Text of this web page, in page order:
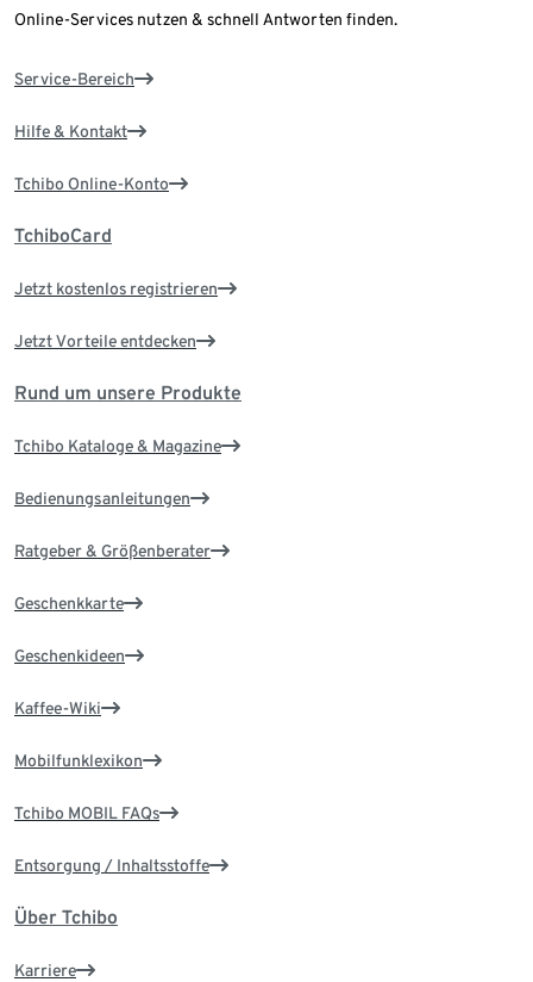
Online-Services nutzen & schnell Antworten finden.
Service-Bereich
Hilfe & Kontakt
Tchibo Online-Konto
TchiboCard
Jetzt kostenlos registrieren
Jetzt Vorteile entdecken
Rund um unsere Produkte
Tchibo Kataloge & Magazine
Bedienungsanleitungen
Ratgeber & Größenberater
Geschenkkarte
Geschenkideen
Kaffee-Wiki
Mobilfunklexikon
Tchibo MOBIL FAQs
Entsorgung / Inhaltsstoffe
Über Tchibo
Karriere